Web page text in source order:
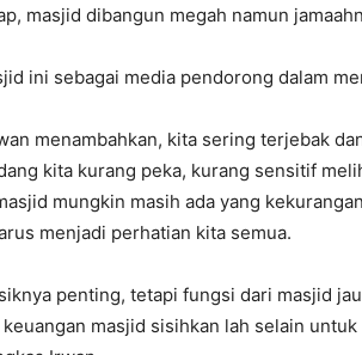
masjid dibangun megah namun
ini sebagai media pendorong dalam
menambahkan, kita sering terjebak
kita kurang peka, kurang sensitif
mungkin masih ada yang
menjadi perhatian kita semua.
penting, tetapi fungsi dari masjid
masjid sisihkan lah selain